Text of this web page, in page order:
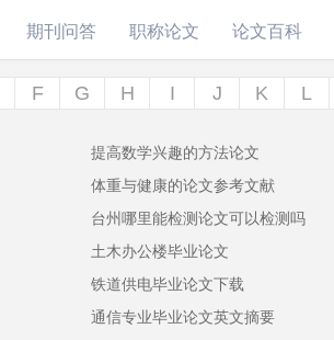
期刊问答 职称论文 论文百科
F G H I J K L
提高数学兴趣的方法论文
体重与健康的论文参考文献
台州哪里能检测论文可以检测吗
土木办公楼毕业论文
铁道供电毕业论文下载
通信专业毕业论文英文摘要